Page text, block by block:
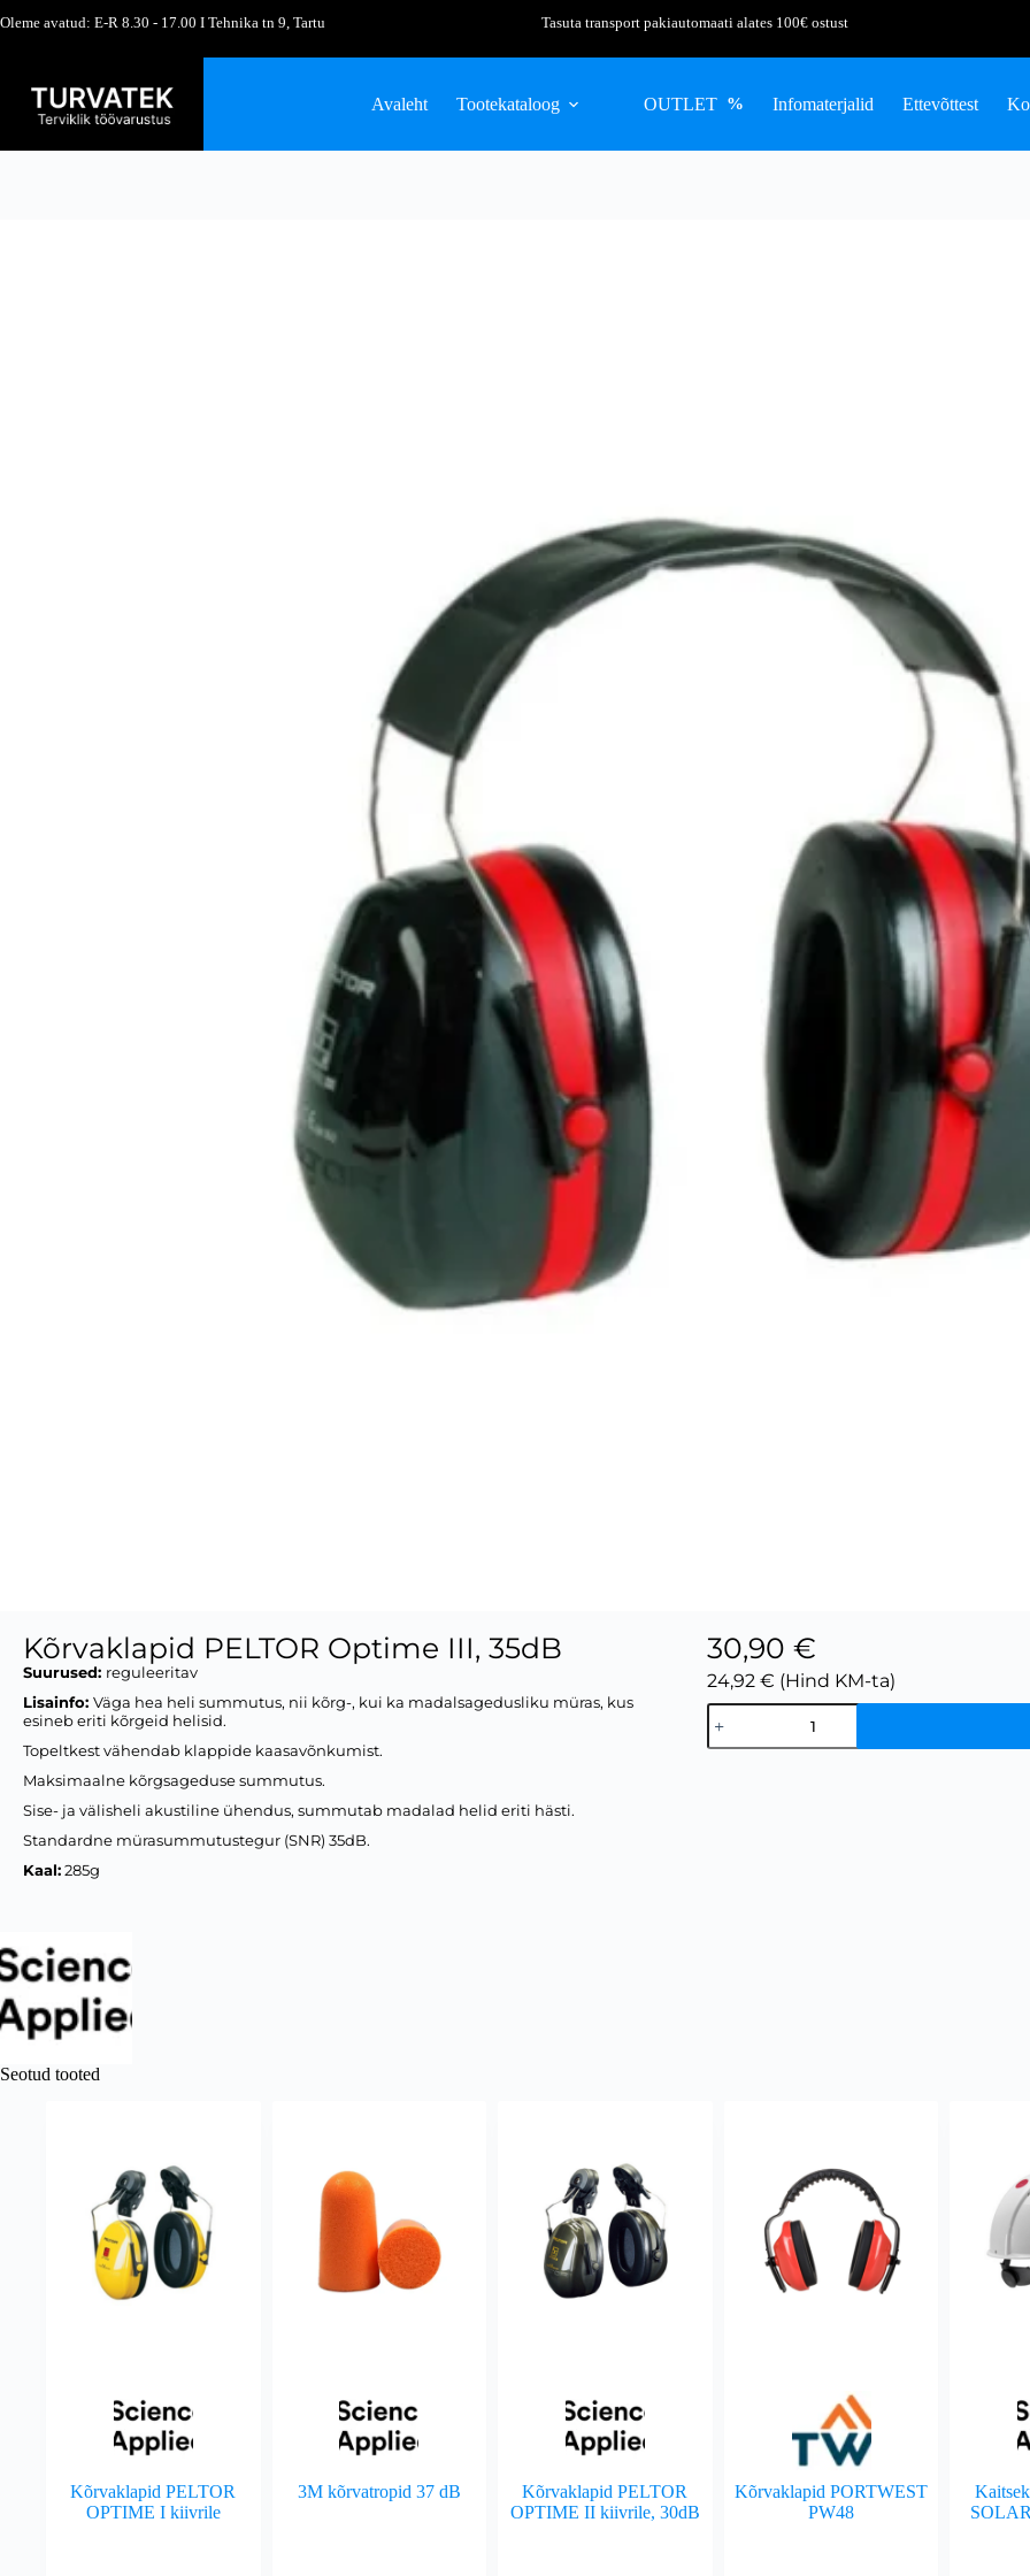
Oleme avatud: E-R 8.30 - 17.00 I Tehnika tn 9, Tartu Tasuta transport pakiautomaati alates 100€ ostust
Avaleht Tootekataloog OUTLET % Infomaterjalid Ettevõttest
Kõrvaklapid PELTOR Optime III, 35dB
Suurused: reguleeritav
Lisainfo: Väga hea heli summutus, nii kõrg-, kui ka madalsagedusliku müras, kus
esineb eriti kõrgeid helisid.
Topeltkest vähendab klappide kaasavõnkumist.
Maksimaalne kõrgsageduse summutus.
Sise- ja välisheli akustiline ühendus, summutab madalad helid eriti hästi.
Standardne mürasummutustegur (SNR) 35dB.
Kaal:285g
30,90 €
24,92 € (Hind KM-ta)
Seotud tooted
Kõrvaklapid PELTOR
OPTIME I kiivrile
3M kõrvatropid 37 dB
Kõrvaklapid PELTOR
OPTIME II kiivrile, 30dB
Kõrvaklapid PORTWEST
PW48